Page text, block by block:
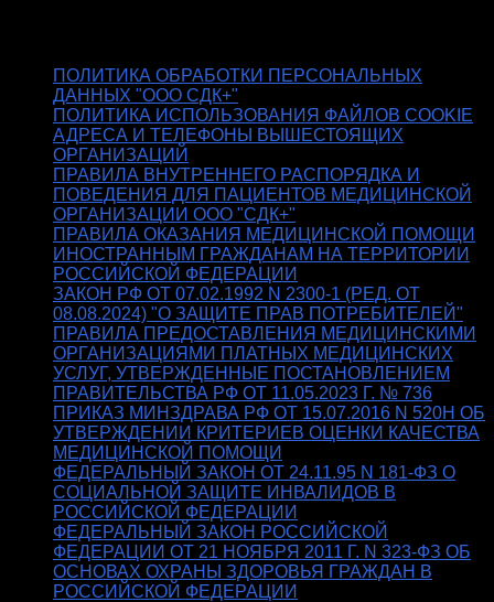
ПОЛИТИКА ОБРАБОТКИ ПЕРСОНАЛЬНЫХ
ДАННЫХ "ООО СДК+"
ПОЛИТИКА ИСПОЛЬЗОВАНИЯ ФАЙЛОВ COOKIE
АДРЕСА И ТЕЛЕФОНЫ ВЫШЕСТОЯЩИХ
ОРГАНИЗАЦИЙ
ПРАВИЛА ВНУТРЕННЕГО РАСПОРЯДКА И
ПОВЕДЕНИЯ ДЛЯ ПАЦИЕНТОВ МЕДИЦИНСКОЙ
ОРГАНИЗАЦИИ ООО "СДК+"
ПРАВИЛА ОКАЗАНИЯ МЕДИЦИНСКОЙ ПОМОЩИ
ИНОСТРАННЫМ ГРАЖДАНАМ НА ТЕРРИТОРИИ
РОССИЙСКОЙ ФЕДЕРАЦИИ
ЗАКОН РФ ОТ 07.02.1992 N 2300-1 (РЕД. ОТ
08.08.2024) "О ЗАЩИТЕ ПРАВ ПОТРЕБИТЕЛЕЙ"
ПРАВИЛА ПРЕДОСТАВЛЕНИЯ МЕДИЦИНСКИМИ
ОРГАНИЗАЦИЯМИ ПЛАТНЫХ МЕДИЦИНСКИХ
УСЛУГ, УТВЕРЖДЕННЫЕ ПОСТАНОВЛЕНИЕМ
ПРАВИТЕЛЬСТВА РФ ОТ 11.05.2023 Г. № 736
ПРИКАЗ МИНЗДРАВА РФ ОТ 15.07.2016 N 520Н ОБ
УТВЕРЖДЕНИИ КРИТЕРИЕВ ОЦЕНКИ КАЧЕСТВА
МЕДИЦИНСКОЙ ПОМОЩИ
ФЕДЕРАЛЬНЫЙ ЗАКОН ОТ 24.11.95 N 181-ФЗ О
СОЦИАЛЬНОЙ ЗАЩИТЕ ИНВАЛИДОВ В
РОССИЙСКОЙ ФЕДЕРАЦИИ
ФЕДЕРАЛЬНЫЙ ЗАКОН РОССИЙСКОЙ
ФЕДЕРАЦИИ ОТ 21 НОЯБРЯ 2011 Г. N 323-ФЗ ОБ
ОСНОВАХ ОХРАНЫ ЗДОРОВЬЯ ГРАЖДАН В
РОССИЙСКОЙ ФЕДЕРАЦИИ